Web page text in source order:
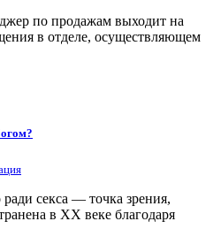
по продажам выходит на
в отделе, осуществляющем
секса — точка зрения,
в ХХ веке благодаря